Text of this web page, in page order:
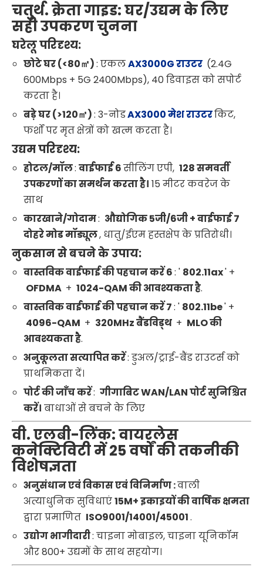
चतुर्थ. क्रेता गाइड: घर/उद्यम के लिए
सही उपकरण चुनना
घरेलू परिदृश्य:
छोटे घर (<80㎡): एकलAX3000G राउटर (2.4G
600Mbps + 5G 2400Mbps), 40 डिवाइस को सपोर्ट
करता है।
बड़े घर (>120㎡): 3-नोडAX3000 मेशराउटरकिट,
फर्शों पर मृत क्षेत्रों को खत्म करता है।
उद्यम परिदृश्य:
होटल/मॉल: वाईफाई 6सीलिंग एपी, 128 समवर्ती
उपकरणों का समर्थन करता है। 15 मीटर कवरेज के
साथ
कारखाने/गोदाम: औद्योगिक 5जी/6जी + वाईफाई 7
दोहरे मोड मॉड्यूल, धातु/ईएम हस्तक्षेप के प्रतिरोधी।
नुकसान से बचने के उपाय:
वास्तविक वाईफाई की पहचान करें 6: ' 802.11ax' +
OFDMA + 1024-QAM की आवश्यकता है.
वास्तविक वाईफाई की पहचान करें 7: ' 802.11be' +
4096-QAM + 320MHz बैंडविड्थ + MLO की
आवश्यकता है.
अनुकूलता सत्यापित करें: डुअल/ट्राई-बैंड राउटर्स को
प्राथमिकता दें।
पोर्ट की जाँच करें: गीगाबिट WAN/LAN पोर्ट सुनिश्चित
करें। बाधाओं से बचने के लिए
वी. एलबी-लिंक: वायरलेस
कनेक्टिविटी में 25 वर्षों की तकनीकी
विशेषज्ञता
अनुसंधान एवं विकास एवं विनिर्माण :वाली
अत्याधुनिक सुविधाएं15M+ इकाइयों की वार्षिक क्षमता
द्वारा प्रमाणित ISO9001/14001/45001.
उद्योग भागीदारी: चाइना मोबाइल, चाइना यूनिकॉम
और 800+ उद्यमों के साथ सहयोग।